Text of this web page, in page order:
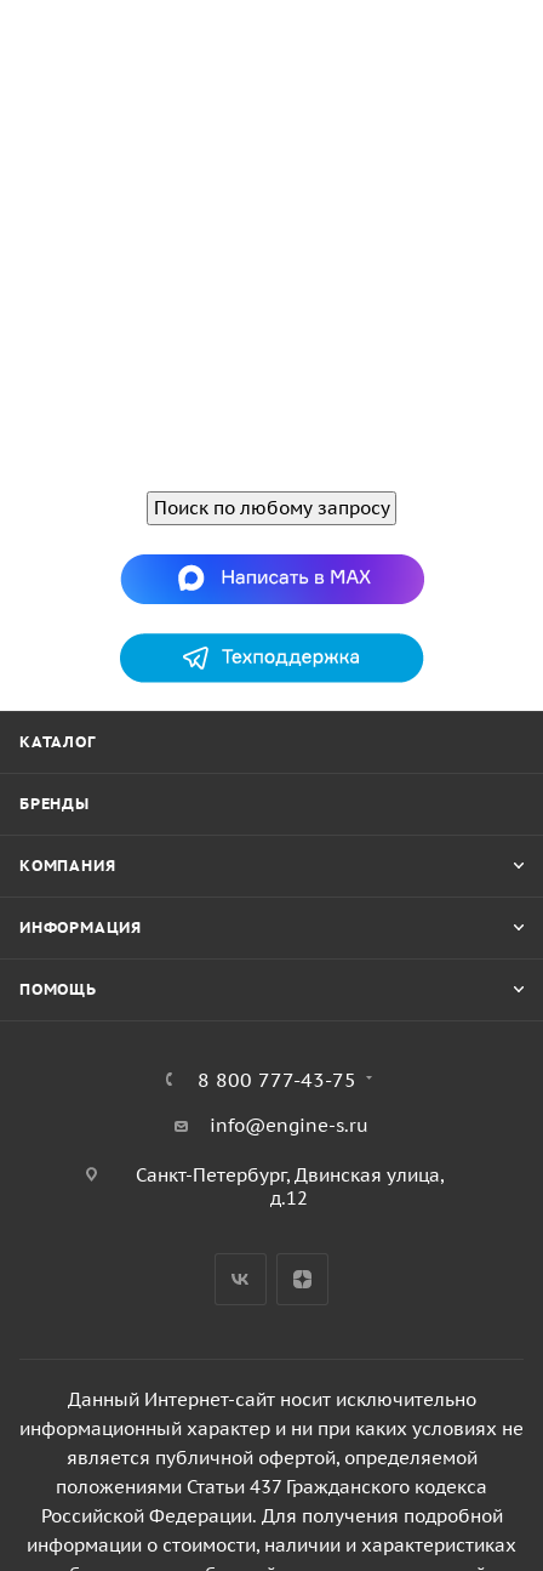
Поиск по любому запросу
КАТАЛОГ
БРЕНДЫ
КОМПАНИЯ
ИНФОРМАЦИЯ
ПОМОЩЬ
8 800 777-43-75
info@engine-s.ru
Санкт-Петербург, Двинская улица,
д.12
Данный Интернет-сайт носит исключительно
информационный характер и ни при каких условиях не
является публичной офертой, определяемой
положениями Статьи 437 Гражданского кодекса
Российской Федерации. Для получения подробной
информации о стоимости, наличии и характеристиках